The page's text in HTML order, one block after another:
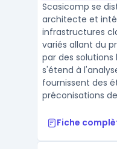
Scasicomp se
architecte et
infrastructures
variés allant du
par des solutions
s'étend à
fournissent des
préconisations
Fiche